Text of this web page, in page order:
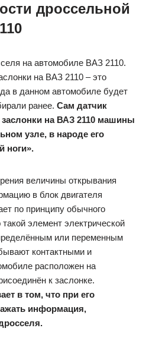
дроссельной
на автомобиле ВАЗ 2110.
на ВАЗ 2110 – это
в данном автомобиле будет
ранее. Сам датчик
на ВАЗ 2110 машины
узле, в народе его
ноги».
величины открывания
в блок двигателя
по принципу обычного
элемент электрической
или переменным
контактными и
расположен на
к заслонке.
в том, что при его
информация,